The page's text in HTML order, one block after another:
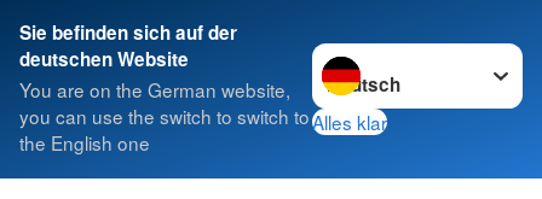
Sie befinden sich auf der
deutschen Website
You are on the German website,
you can use the switch to switch to
the English one
Sprache wechseln zu
Alles klar